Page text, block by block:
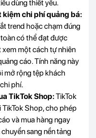
dùng thiết yếu.
chi phí quảng bá:
trend hoặc chạm đúng
có thể đạt được
xem một cách tự nhiên
cáo. Tính năng này
mở rộng tệp khách
phí.
TikTok Shop:TikTok
Shop, cho phép
và mua hàng ngay
sang nền tảng